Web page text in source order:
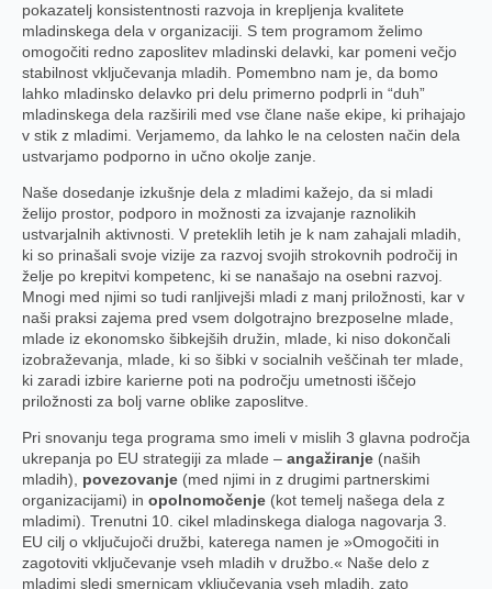
pokazatelj konsistentnosti razvoja in krepljenja kvalitete
mladinskega dela v organizaciji. S tem programom želimo
omogočiti redno zaposlitev mladinski delavki, kar pomeni večjo
stabilnost vključevanja mladih. Pomembno nam je, da bomo
lahko mladinsko delavko pri delu primerno podprli in “duh”
mladinskega dela razširili med vse člane naše ekipe, ki prihajajo
v stik z mladimi. Verjamemo, da lahko le na celosten način dela
ustvarjamo podporno in učno okolje zanje.
Naše dosedanje izkušnje dela z mladimi kažejo, da si mladi
želijo prostor, podporo in možnosti za izvajanje raznolikih
ustvarjalnih aktivnosti. V preteklih letih je k nam zahajali mladih,
ki so prinašali svoje vizije za razvoj svojih strokovnih področij in
želje po krepitvi kompetenc, ki se nanašajo na osebni razvoj.
Mnogi med njimi so tudi ranljivejši mladi z manj priložnosti, kar v
naši praksi zajema pred vsem dolgotrajno brezposelne mlade,
mlade iz ekonomsko šibkejših družin, mlade, ki niso dokončali
izobraževanja, mlade, ki so šibki v socialnih veščinah ter mlade,
ki zaradi izbire karierne poti na področju umetnosti iščejo
priložnosti za bolj varne oblike zaposlitve.
Pri snovanju tega programa smo imeli v mislih 3 glavna področja
ukrepanja po EU strategiji za mlade – angažiranje (naših
mladih),
povezovanje (med njimi in z drugimi partnerskimi
organizacijami) in opolnomočenje (kot temelj našega dela z
mladimi). Trenutni 10. cikel mladinskega dialoga nagovarja 3.
EU cilj o vključujoči družbi, katerega namen je »Omogočiti in
zagotoviti vključevanje vseh mladih v družbo.« Naše delo z
mladimi sledi smernicam vključevanja vseh mladih, zato